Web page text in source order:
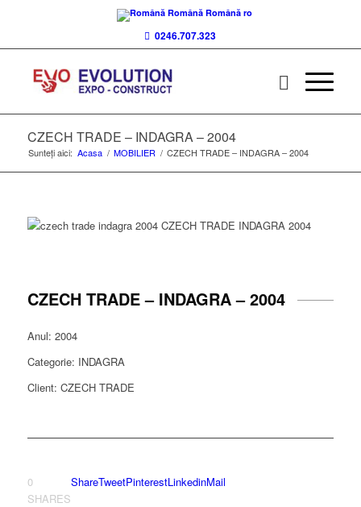
Română Română ro
0246.707.323
CZECH TRADE – INDAGRA – 2004
Sunteți aici: Acasa / MOBILIER / CZECH TRADE – INDAGRA – 2004
CZECH TRADE – INDAGRA – 2004
Anul: 2004
Categorie: INDAGRA
Client: CZECH TRADE
0
SHARES
ShareTweetPinterestLinkedinMail